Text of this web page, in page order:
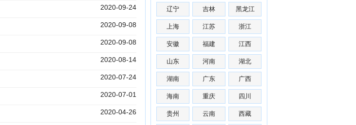
2020-09-24
2020-09-08
2020-09-08
2020-08-14
2020-07-24
2020-07-01
2020-04-26
辽宁 吉林 黑龙江
上海 江苏 浙江
安徽 福建 江西
山东 河南 湖北
湖南 广东 广西
海南 重庆 四川
贵州 云南 西藏